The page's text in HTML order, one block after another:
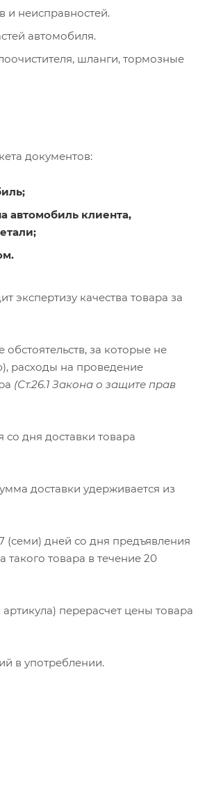
и неисправностей.
автомобиля.
шланги, тормозные
документов:
автомобиль клиента,
экспертизу качества товара за
обстоятельств, за которые не
расходы на проведение
(Ст.26.1 Закона о защите прав
дня доставки товара
доставки удерживается из
(семи) дней со дня предъявления
товара в течение 20
перерасчет цены товара
в употреблении.